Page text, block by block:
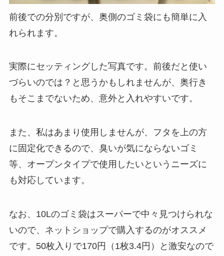
前後での分別ですが、奥側のゴミ袋にも簡単に入
れられます。
実際にセッティングした写真です。前後だと使い
づらいのでは？と思うかもしれませんが、奥行き
もそこまでないため、意外と入れやすいです。
また、私はあまり使用しませんが、フタを上の方
に固定化できるので、臭いが気にならないゴミ
等、オープンタイプで使用したいというニーズに
も対応しています。
なお、10Lのゴミ袋はスーパーで中々見つけられな
いので、ネットショップで購入するのがオススメ
です。50枚入りで170円（1枚3.4円）と激安なので